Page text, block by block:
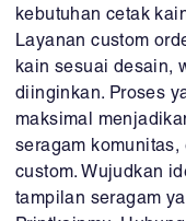
kebutuhan cetak
Layanan custom
kain sesuai desain,
diinginkan. Proses
maksimal
seragam
custom. Wujudkan
tampilan seragam